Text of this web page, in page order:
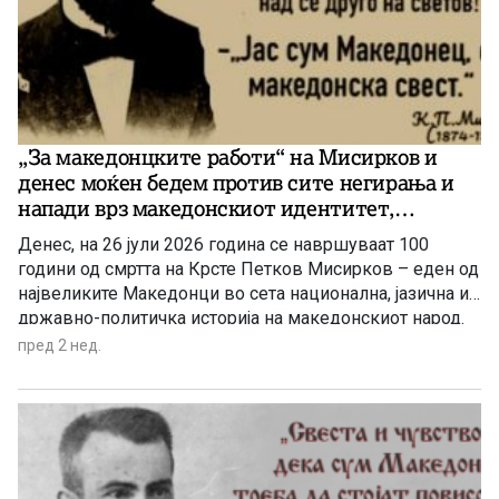
правно – специфичен, историски и политички важен
документ, формално потпишан од Јосип Броз Тито во
име на Југославија, која ја застапуваше полноважно
Македонија, и од Георги Димитров во име на Бугарија.
„За македонцките работи“ на Мисирков и
денес моќен бедем против сите негирања и
напади врз македонскиот идентитет,
националната свест и јазикот (2)
Денес, на 26 јули 2026 година се навршуваат 100
години од смртта на Крсте Петков Мисирков – еден од
највеликите Македонци во сета национална, јазична и
државно-политичка историја на македонскиот народ.
Оваа годишнина е пригода за ново навраќање кон
набележување на сѐ она, што треба да го чиниме,
заради нашиот опстој во сегашниве драматично
разбранувани и геополитички вителни мигови во
Балканот, Европа и во светот. Идеите и пораките на
Мисирков, особено во неговата капитална политичко-
пред 2 нед.